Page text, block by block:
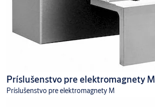
Príslušenstvo pre elektromagnety M
Príslušenstvo pre elektromagnety M